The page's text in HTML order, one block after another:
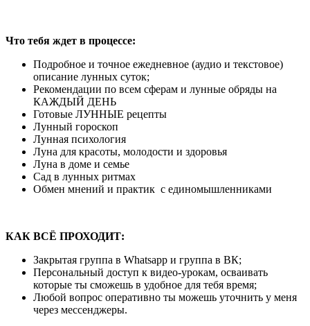
Что тебя ждет в процессе:
Подробное и точное ежедневное (аудио и текстовое)
описание лунных суток;
Рекомендации по всем сферам и лунные обряды на
КАЖДЫЙ ДЕНЬ
Готовые ЛУННЫЕ рецепты
Лунный гороскоп
Лунная психология
Луна для красоты, молодости и здоровья
Луна в доме и семье
Сад в лунных ритмах
Обмен мнений и практик с единомышленниками
КАК ВСЁ ПРОХОДИТ:
Закрытая группа в Whatsapp и группа в ВК;
Персональный доступ к видео-урокам, осваивать
которые ты сможешь в удобное для тебя время;
Любой вопрос оперативно ты можешь уточнить у меня
через мессенджеры.